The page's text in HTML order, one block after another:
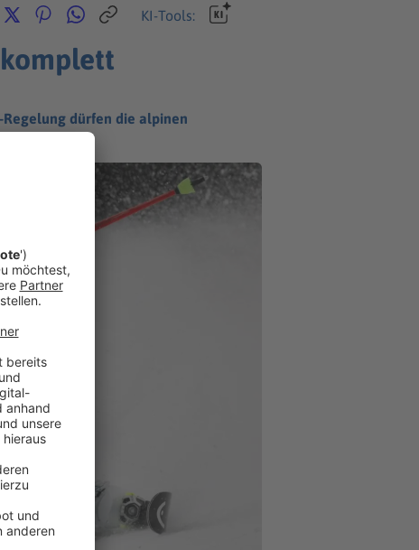
KI-Tools:
dürfen die alpinen